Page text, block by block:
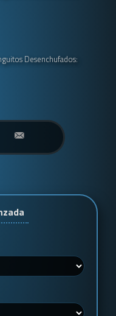
Desenchufados: